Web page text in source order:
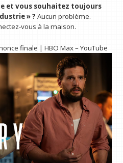
et vous souhaitez toujours
» ? Aucun problème.
vous à la maison.
finale | HBO Max – YouTube